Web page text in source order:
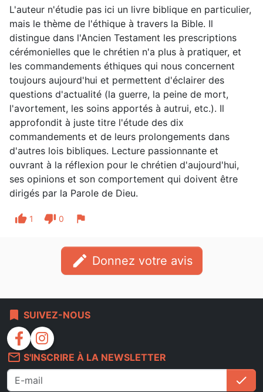
L'auteur n'étudie pas ici un livre biblique en particulier,
mais le thème de l'éthique à travers la Bible. Il
distingue dans l'Ancien Testament les prescriptions
cérémonielles que le chrétien n'a plus à pratiquer, et
les commandements éthiques qui nous concernent
toujours aujourd'hui et permettent d'éclairer des
questions d'actualité (la guerre, la peine de mort,
l'avortement, les soins apportés à autrui, etc.). Il
approfondit à juste titre l'étude des dix
commandements et de leurs prolongements dans
d'autres lois bibliques. Lecture passionnante et
ouvrant à la réflexion pour le chrétien d'aujourd'hui,
ses opinions et son comportement qui doivent être
dirigés par la Parole de Dieu.
thumb_up 1 thumb_down 0 flag
edit Donnez votre avis
bookmark SUIVEZ-NOUS
facebook
instagram
mail_outline S'INSCRIRE À LA NEWSLETTER
check